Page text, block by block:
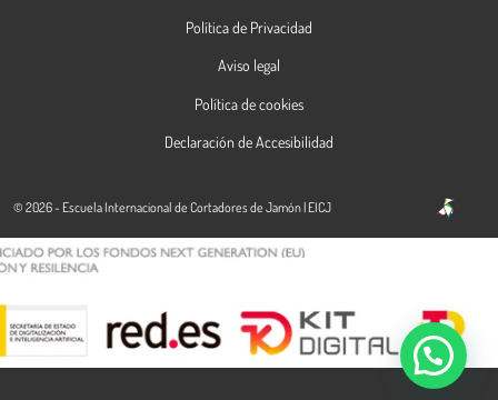
Política de Privacidad
Aviso legal
Política de cookies
Declaración de Accesibilidad
© 2026 - Escuela Internacional de Cortadores de Jamón | EICJ